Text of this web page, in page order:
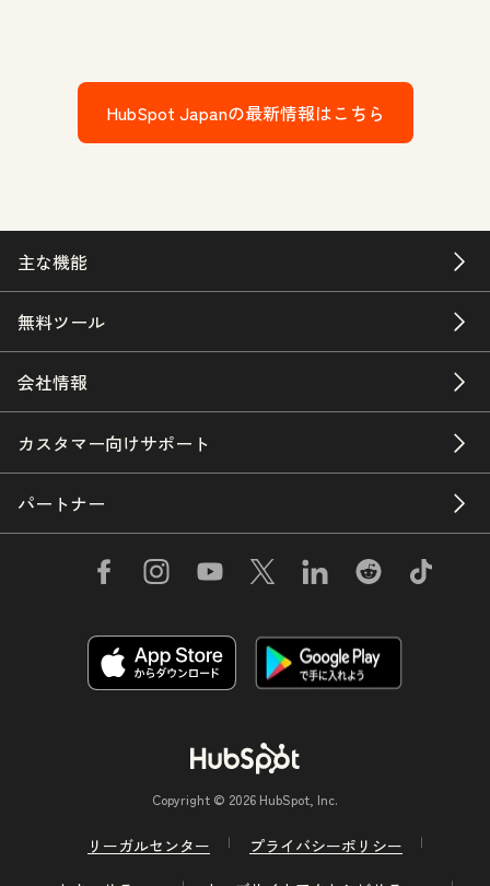
HubSpot Japanの最新情報はこちら
主な機能
無料ツール
会社情報
カスタマー向けサポート
パートナー
Copyright © 2026 HubSpot, Inc.
リーガルセンター
プライバシーポリシー